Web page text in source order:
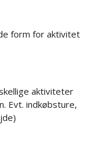
form for aktivitet
aktiviteter
Evt. indkøbsture,